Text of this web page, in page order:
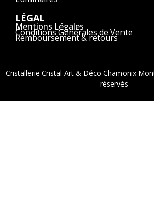
LÉGAL
Mentions Légales
Conditions Générales de Vente
Remboursement & retours
Cristallerie Cristal Art & Déco Chamonix
réservés